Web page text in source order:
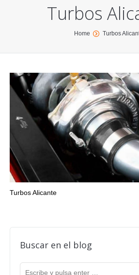
Turbos
Home Turbos
Turbos Alicante
Buscar en el blog